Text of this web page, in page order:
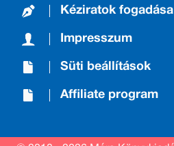
Kéziratok fogadása
Impresszum
Süti beállítások
Affiliate program